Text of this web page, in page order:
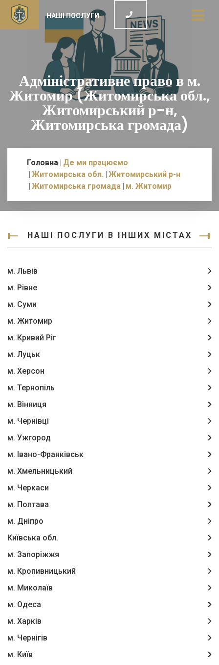
НАШІ ПОСЛУГИ
Адміністративне право в м.
Житомир (Житомирська обл.,
Житомирський р-н,
Житомирська громада)
Головна Де ми працюємо
Житомирська обл. Житомирський р-н
Житомирська громада м. Житомир
НАШІ ПОСЛУГИ В ІНШИХ МІСТАХ
м. Львів
м. Рівне
м. Суми
м. Житомир
м. Кривий Ріг
м. Луцьк
м. Херсон
м. Тернопіль
м. Вінниця
м. Чернівці
м. Ужгород
м. Івано-Франківськ
м. Хмельницький
м. Черкаси
м. Полтава
м. Дніпро
Київська обл.
м. Запоріжжя
м. Кропивницький
м. Миколаїв
м. Одеса
м. Харків
м. Чернігів
м. Київ